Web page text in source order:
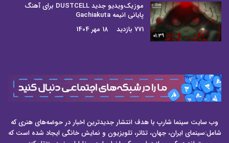
01:39
موزیک‌ویدیو جدید DUSTCELL برای آهنگ
پایانی انیمه Gachiakuta
771 بازدید
18 مهر 1404
وب سایت سینما شارپ با هدف انتشار جدیدترین اخبار در حوضه‌های هنری که
شامل:سینمای ایران، جهان، تئاتر، تلویزیون و نمایش خانگی ایجاد شده است که